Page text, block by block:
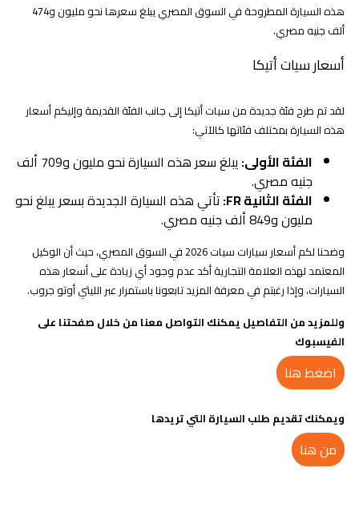
هذه السيارة المطروحة في السوق المصري يبلغ سعرها نحو مليون و474
ألف جنيه مصري.
أسعار سيات أتيكا
لقد تم طرح فئة جديدة من سيات أتيكا إلى جانب الفئة القديمة وإليكم أسعار
هذه السيارة بمختلف فئاتها كالآتي:
الفئة الأولى:
يبلغ سعر هذه السيارة نحو مليون و709 ألف
جنيه مصري.
الفئة الثانية FR:
تأتي هذه السيارة الجديدة بسعر يبلغ نحو
مليون و849 ألف جنيه مصري.
وضحنا لكم أسعار سيارات سيات 2026 في السوق المصري، حيث أن الوكيل
المعتمد لهذه العلامة التجارية أكد عدم وجود أي زيادة على أسعار هذه
السيارات، وإذا رغبتم في معرفة المزيد تابعونا باستمرار عبر الليثي أوتو جروب.
وللمزيد من التفاصيل يمكنك التواصل معنا من خلال صفحتنا على
الفيسبوك
اضغط هنا
ويمكنك تقديم طلب السيارة التي تريدها
من هنا